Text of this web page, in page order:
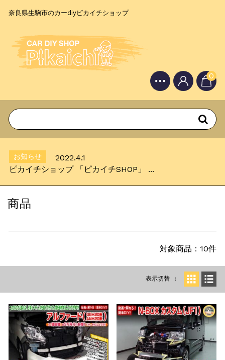
奈良県生駒市のカーdiyピカイチショップ
0
ピカイチショップ 「ピカイチSHOP」 ...
Topics
2022.4.3
お知らせ
2022.4.1
ピカイチショップ 「ピカイチSHOP」 ...
お知らせ
商品
対象商品：10件
表示切替